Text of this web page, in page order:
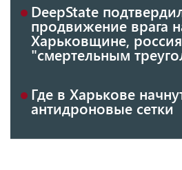
DeepState
продвижение врага
Харьковщине,
"смертельным
Где в Харькове
антидроновые сетки